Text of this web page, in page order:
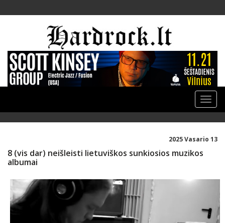
Toggle
2025 Vasario 13
8 (vis dar) neišleisti lietuviškos sunkiosios muzikos
albumai